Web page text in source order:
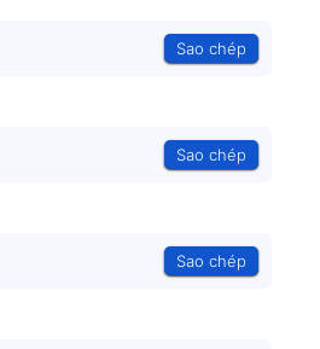
Sao chép
Sao chép
Sao chép